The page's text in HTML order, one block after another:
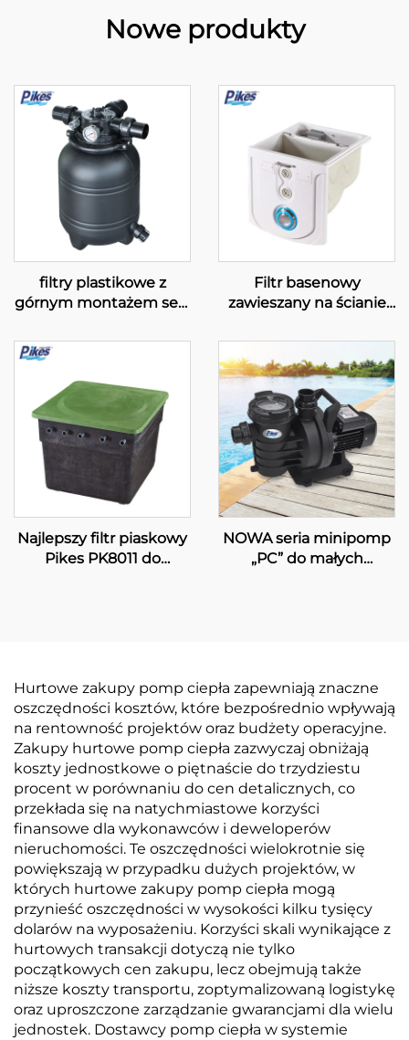
Nowe produkty
filtry plastikowe z
górnym montażem serii
Filtr basenowy
zawieszany na ścianie
pływackich PK8030
Najlepszy filtr piaskowy
Pikes PK8011 do
NOWA seria minipomp
„PC” do małych
Hurtowe zakupy pomp ciepła zapewniają znaczne
oszczędności kosztów, które bezpośrednio wpływają
na rentowność projektów oraz budżety operacyjne.
Zakupy hurtowe pomp ciepła zazwyczaj obniżają
koszty jednostkowe o piętnaście do trzydziestu
procent w porównaniu do cen detalicznych, co
przekłada się na natychmiastowe korzyści
finansowe dla wykonawców i deweloperów
nieruchomości. Te oszczędności wielokrotnie się
powiększają w przypadku dużych projektów, w
których hurtowe zakupy pomp ciepła mogą
przynieść oszczędności w wysokości kilku tysięcy
dolarów na wyposażeniu. Korzyści skali wynikające z
hurtowych transakcji dotyczą nie tylko
początkowych cen zakupu, lecz obejmują także
niższe koszty transportu, zoptymalizowaną logistykę
oraz uproszczone zarządzanie gwarancjami dla wielu
jednostek. Dostawcy pomp ciepła w systemie